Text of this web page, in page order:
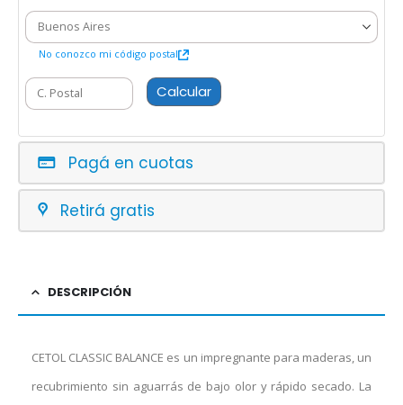
No conozco mi código postal
Calcular
Pagá en cuotas
Retirá gratis
DESCRIPCIÓN
CETOL CLASSIC BALANCE es un impregnante para maderas, un
recubrimiento sin aguarrás de bajo olor y rápido secado. La